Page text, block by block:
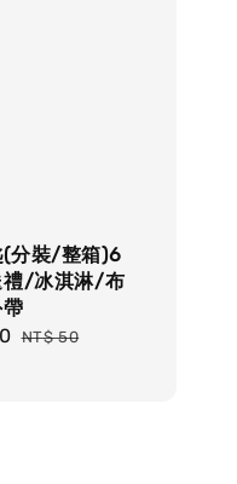
(分裝/整箱)6
/冰淇淋/布
Regular
NT$ 50